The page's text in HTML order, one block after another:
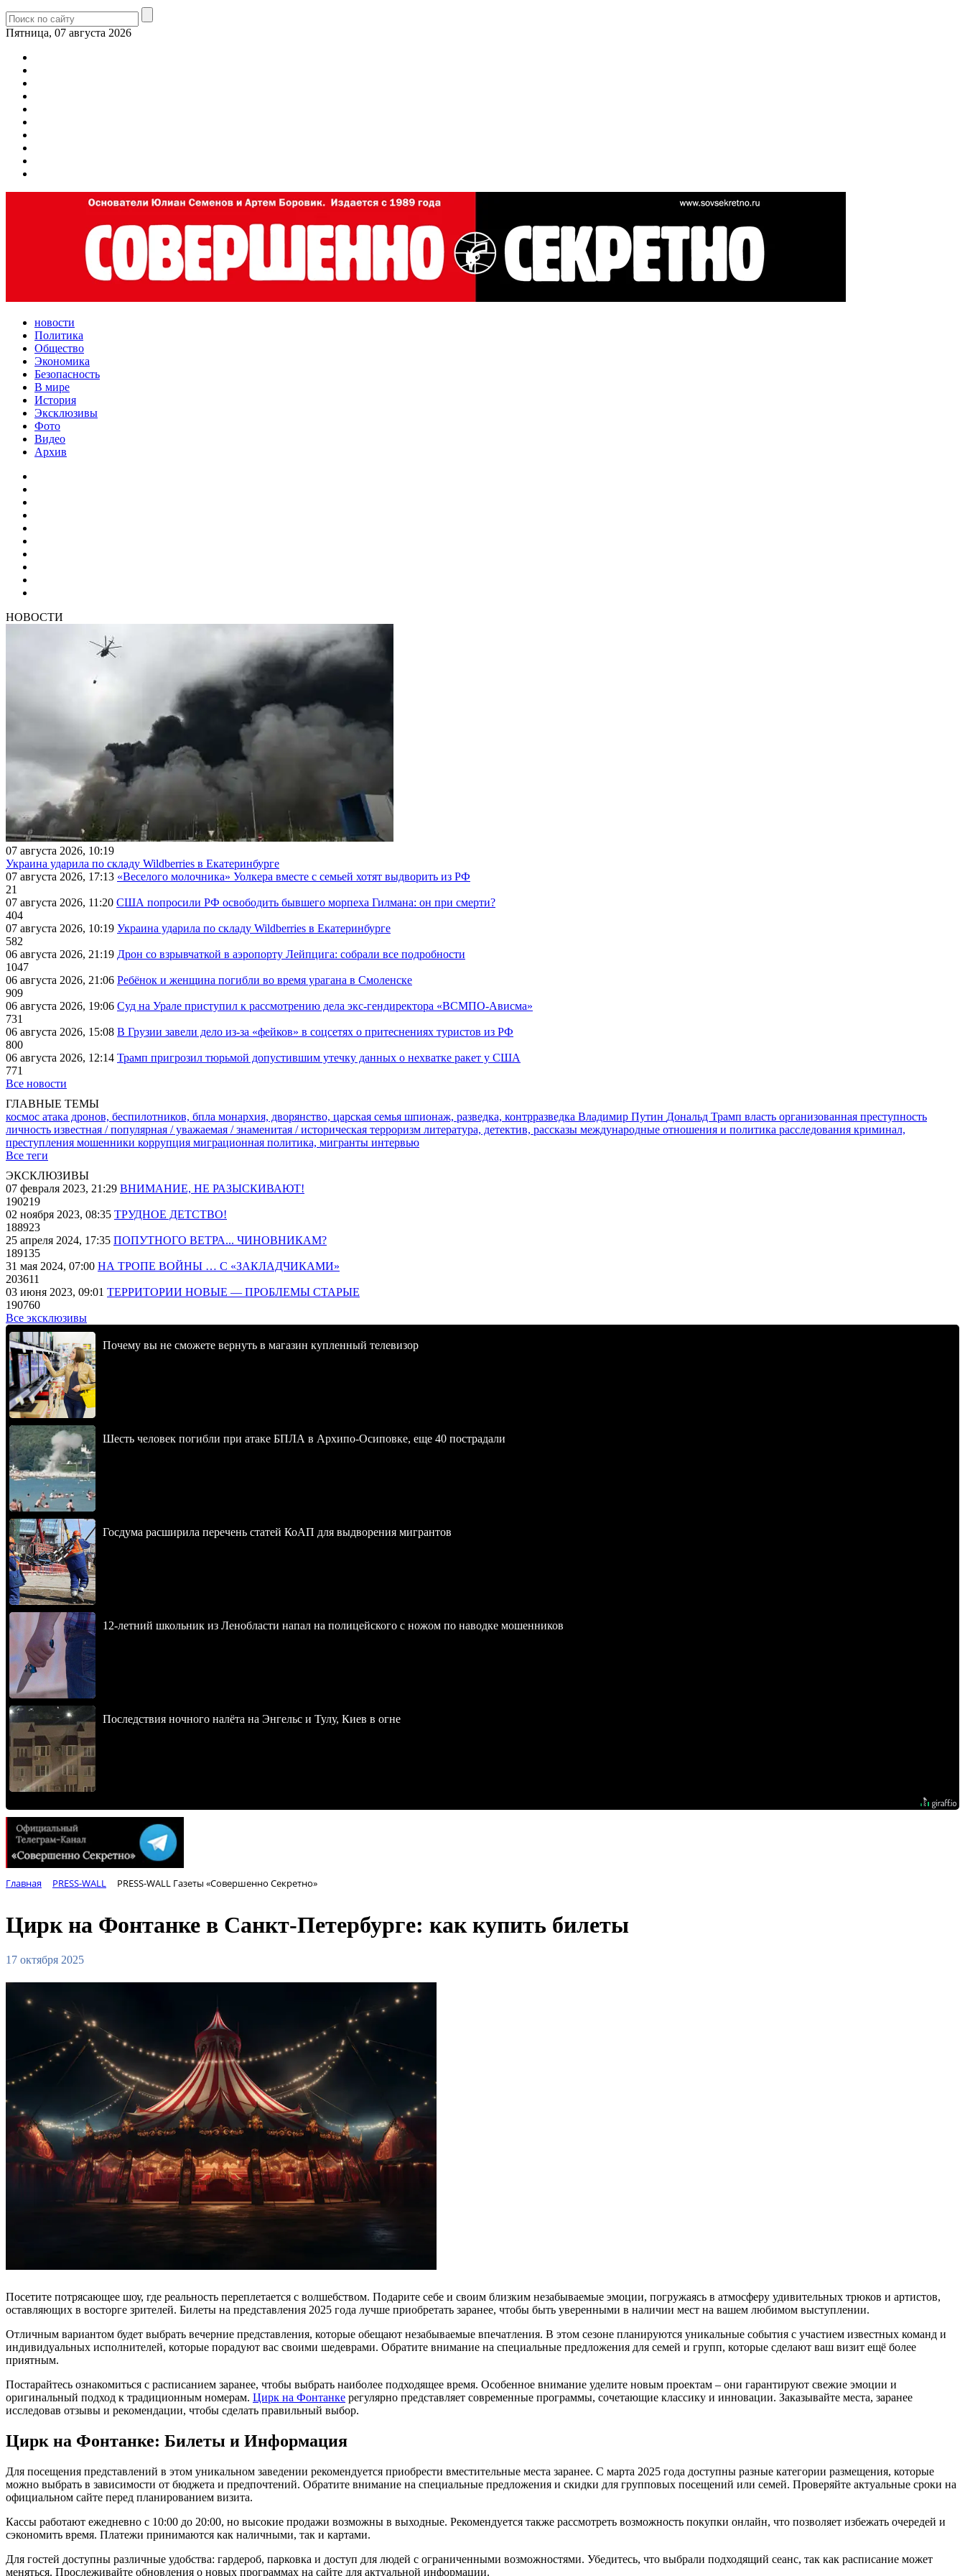
Пятница, 07 августа 2026
новости
Политика
Общество
Экономика
Безопасность
В мире
История
Эксклюзивы
Фото
Видео
Архив
НОВОСТИ
07 августа 2026, 10:19
Украина ударила по складу Wildberries в Екатеринбурге
07 августа 2026, 17:13 «Веселого молочника» Уолкера вместе с семьей хотят выдворить из РФ
21
07 августа 2026, 11:20 США попросили РФ освободить бывшего морпеха Гилмана: он при смерти?
404
07 августа 2026, 10:19 Украина ударила по складу Wildberries в Екатеринбурге
582
06 августа 2026, 21:19 Дрон со взрывчаткой в аэропорту Лейпцига: собрали все подробности
1047
06 августа 2026, 21:06 Ребёнок и женщина погибли во время урагана в Смоленске
909
06 августа 2026, 19:06 Суд на Урале приступил к рассмотрению дела экс-гендиректора «ВСМПО-Ависма»
731
06 августа 2026, 15:08 В Грузии завели дело из-за «фейков» в соцсетях о притеснениях туристов из РФ
800
06 августа 2026, 12:14 Трамп пригрозил тюрьмой допустившим утечку данных о нехватке ракет у США
771
Все новости
ГЛАВНЫЕ ТЕМЫ
космос атака дронов, беспилотников, бпла монархия, дворянство, царская семья шпионаж, разведка, контрразведка Владимир Путин Дональд Трамп власть организованная преступность
личность известная / популярная / уважаемая / знаменитая / историческая терроризм литература, детектив, рассказы международные отношения и политика расследования криминал,
преступления мошенники коррупция миграционная политика, мигранты интервью
Все теги
ЭКСКЛЮЗИВЫ
07 февраля 2023, 21:29 ВНИМАНИЕ, НЕ РАЗЫСКИВАЮТ!
190219
02 ноября 2023, 08:35 ТРУДНОЕ ДЕТСТВО!
188923
25 апреля 2024, 17:35 ПОПУТНОГО ВЕТРА... ЧИНОВНИКАМ?
189135
31 мая 2024, 07:00 НА ТРОПЕ ВОЙНЫ … С «ЗАКЛАДЧИКАМИ»
203611
03 июня 2023, 09:01 ТЕРРИТОРИИ НОВЫЕ — ПРОБЛЕМЫ СТАРЫЕ
190760
Все эксклюзивы
Почему вы не сможете вернуть в магазин купленный телевизор
Шесть человек погибли при атаке БПЛА в Архипо-Осиповке, еще 40 пострадали
Госдума расширила перечень статей КоАП для выдворения мигрантов
12-летний школьник из Ленобласти напал на полицейского с ножом по наводке мошенников
Последствия ночного налёта на Энгельс и Тулу, Киев в огне
Главная PRESS-WALL PRESS-WALL Газеты «Совершенно Секретно»
Цирк на Фонтанке в Санкт-Петербурге: как купить билеты
17 октября 2025
Посетите потрясающее шоу, где реальность переплетается с волшебством. Подарите себе и своим близким незабываемые эмоции, погружаясь в атмосферу удивительных трюков и артистов,
оставляющих в восторге зрителей. Билеты на представления 2025 года лучше приобретать заранее, чтобы быть уверенными в наличии мест на вашем любимом выступлении.
Отличным вариантом будет выбрать вечерние представления, которые обещают незабываемые впечатления. В этом сезоне планируются уникальные события с участием известных команд и
индивидуальных исполнителей, которые порадуют вас своими шедеврами. Обратите внимание на специальные предложения для семей и групп, которые сделают ваш визит ещё более
приятным.
Постарайтесь ознакомиться с расписанием заранее, чтобы выбрать наиболее подходящее время. Особенное внимание уделите новым проектам – они гарантируют свежие эмоции и
оригинальный подход к традиционным номерам. Цирк на Фонтанке регулярно представляет современные программы, сочетающие классику и инновации. Заказывайте места, заранее
исследовав отзывы и рекомендации, чтобы сделать правильный выбор.
Цирк на Фонтанке: Билеты и Информация
Для посещения представлений в этом уникальном заведении рекомендуется приобрести вместительные места заранее. С марта 2025 года доступны разные категории размещения, которые
можно выбрать в зависимости от бюджета и предпочтений. Обратите внимание на специальные предложения и скидки для групповых посещений или семей. Проверяйте актуальные сроки на
официальном сайте перед планированием визита.
Кассы работают ежедневно с 10:00 до 20:00, но высокие продажи возможны в выходные. Рекомендуется также рассмотреть возможность покупки онлайн, что позволяет избежать очередей и
сэкономить время. Платежи принимаются как наличными, так и картами.
Для гостей доступны различные удобства: гардероб, парковка и доступ для людей с ограниченными возможностями. Убедитесь, что выбрали подходящий сеанс, так как расписание может
меняться. Прослеживайте обновления о новых программах на сайте для актуальной информации.